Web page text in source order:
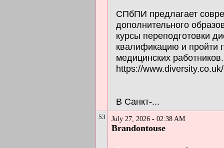
СПбПИ предлагает
дополнительного
курсы переподготовки
квалификацию и пройти
медицинских работников.
https://
В Санкт-...
53 July 27, 2026 - 02:38 AM
Brandontouse